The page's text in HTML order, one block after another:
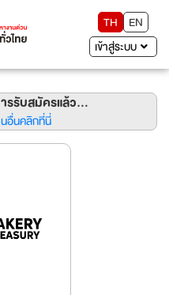
TH
EN
เข้าสู่ระบบ
รรับสมัครแล้ว...
อื่นคลิกที่นี่